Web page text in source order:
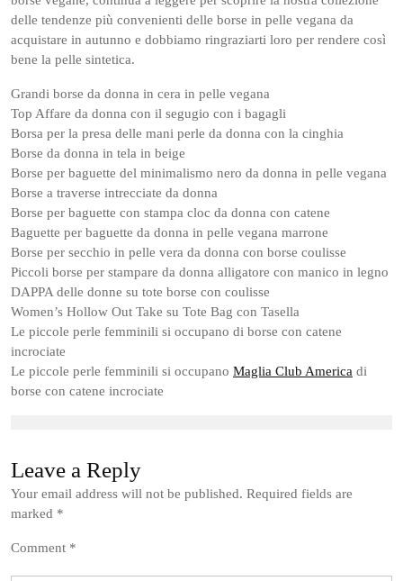
delle tendenze più convenienti delle borse in pelle vegana da
acquistare in autunno e dobbiamo ringraziarti loro per rendere così
bene la pelle sintetica.
Grandi borse da donna in cera in pelle vegana
Top Affare da donna con il segugio con i bagagli
Borsa per la presa delle mani perle da donna con la cinghia
Borse da donna in tela in beige
Borse per baguette del minimalismo nero da donna in pelle vegana
Borse a traverse intrecciate da donna
Borse per baguette con stampa cloc da donna con catene
Baguette per baguette da donna in pelle vegana marrone
Borse per secchio in pelle vera da donna con borse coulisse
Piccoli borse per stampare da donna alligatore con manico in legno
DAPPA delle donne su tote borse con coulisse
Women’s Hollow Out Take su Tote Bag con Tasella
Le piccole perle femminili si occupano di borse con catene
incrociate
Le piccole perle femminili si occupano Maglia Club America di
borse con catene incrociate
Leave a Reply
Your email address will not be published. Required fields are
marked *
Comment *